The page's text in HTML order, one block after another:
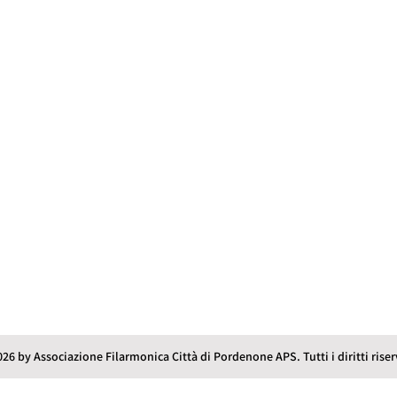
by Associazione Filarmonica Città di Pordenone APS. Tutti i diritti